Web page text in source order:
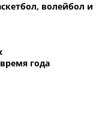
волейбол и
года